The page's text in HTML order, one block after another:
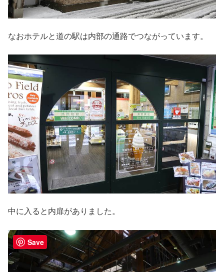
なおホテルと道の駅は内部の通路でつながっています。
中に入ると内扉がありました。
Save